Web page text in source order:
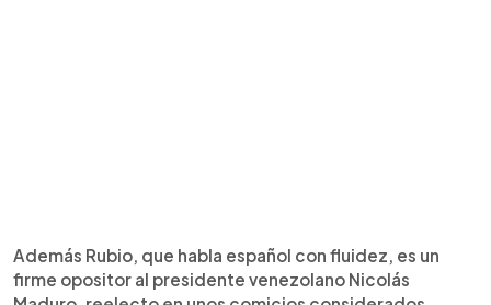
Además Rubio, que habla español con fluidez, es un
firme opositor al presidente venezolano Nicolás